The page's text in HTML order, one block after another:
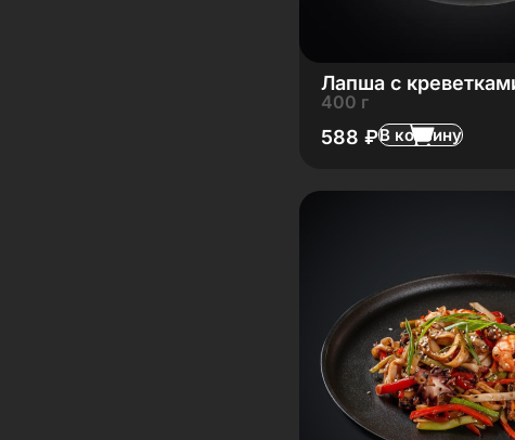
Лапша с
400 г
588 ₽В корзину